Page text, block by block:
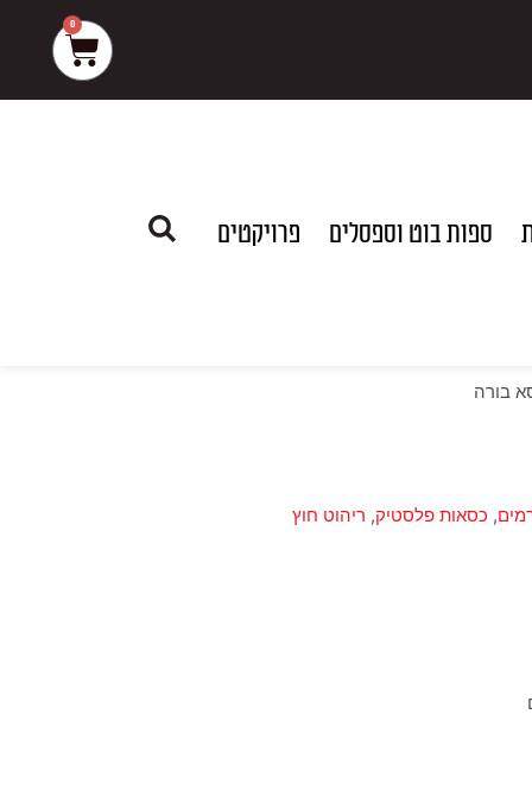
0
עגלת
קניות
ספות בוט וספסלים פרויקטים
בורה
, כסאות פלסטיק, ריהוט חוץ